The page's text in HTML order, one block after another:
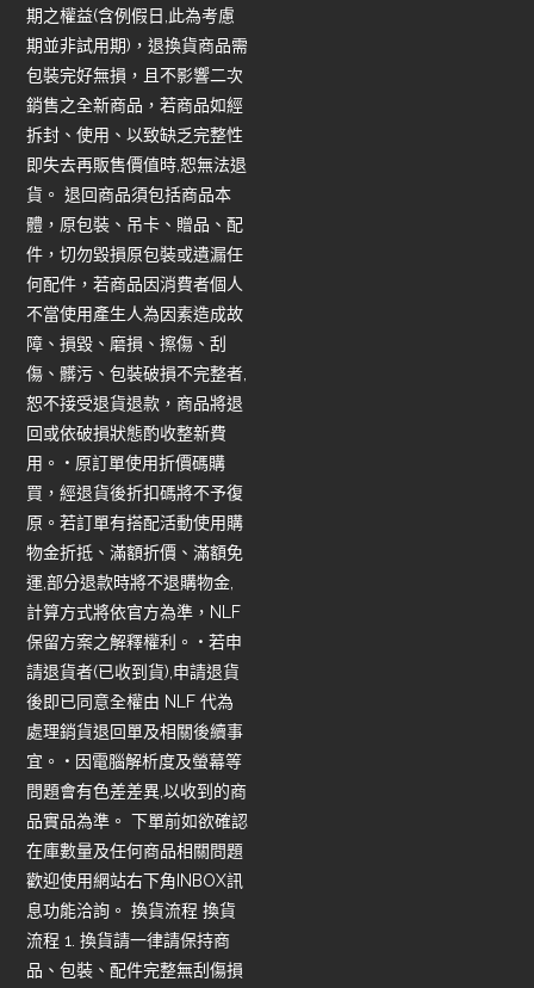
期之權益(含例假日,此為考慮
期並非試用期)，退換貨商品需
包裝完好無損，且不影響二次
銷售之全新商品，若商品如經
拆封、使用、以致缺乏完整性
即失去再販售價值時,恕無法退
貨。 退回商品須包括商品本
體，原包裝、吊卡、贈品、配
件，切勿毀損原包裝或遺漏任
何配件，若商品因消費者個人
不當使用產生人為因素造成故
障、損毀、磨損、擦傷、刮
傷、髒污、包裝破損不完整者,
恕不接受退貨退款，商品將退
回或依破損狀態酌收整新費
用。 • 原訂單使用折價碼購
買，經退貨後折扣碼將不予復
原。若訂單有搭配活動使用購
物金折抵、滿額折價、滿額免
運,部分退款時將不退購物金,
計算方式將依官方為準，NLF
保留方案之解釋權利。 • 若申
請退貨者(已收到貨),申請退貨
後即已同意全權由 NLF 代為
處理銷貨退回單及相關後續事
宜。 • 因電腦解析度及螢幕等
問題會有色差差異,以收到的商
品實品為準。 下單前如欲確認
在庫數量及任何商品相關問題
歡迎使用網站右下角INBOX訊
息功能洽詢。 換貨流程 換貨
流程 1. 換貨請一律請保持商
品、包裝、配件完整無刮傷損